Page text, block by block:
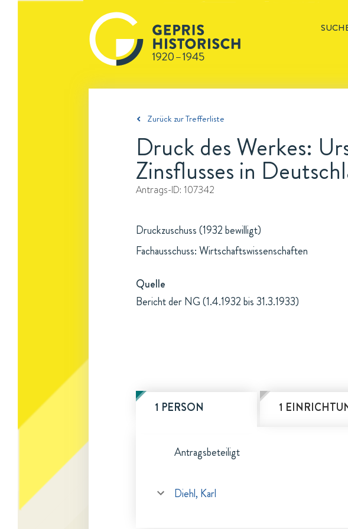
Zurück zur Trefferliste
Druck des Werkes:
Zinsflusses in
Antrags-ID: 107342
Druckzuschuss (1932 bewilligt)
Fachausschuss: Wirtschaftswissenschaften
Quelle
Bericht der NG (1.4.1932 bis 31.3.1933)
1 PERSON 1
Antragsbeteiligt
Diehl, Karl